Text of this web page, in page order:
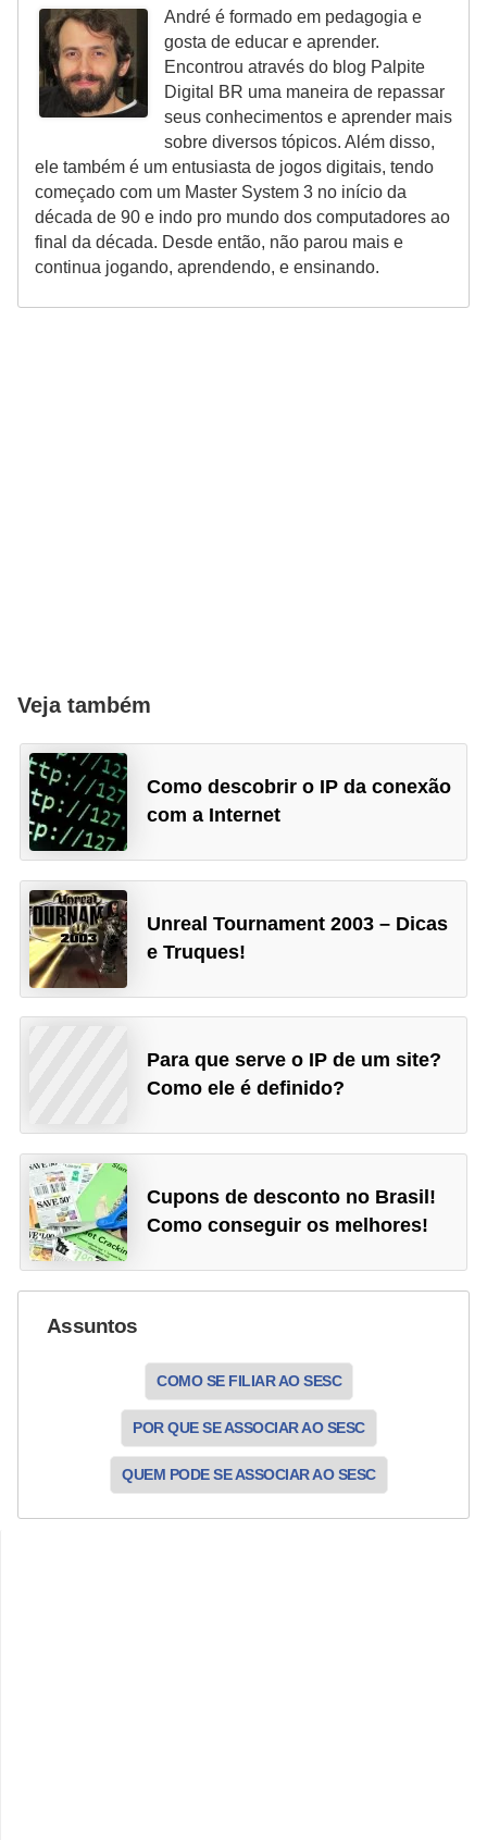
André é formado em pedagogia e
gosta de educar e aprender.
Encontrou através do blog Palpite
Digital BR uma maneira de repassar
seus conhecimentos e aprender mais
sobre diversos tópicos. Além disso,
ele também é um entusiasta de jogos digitais, tendo
começado com um Master System 3 no início da
década de 90 e indo pro mundo dos computadores ao
final da década. Desde então, não parou mais e
continua jogando, aprendendo, e ensinando.
Veja também
Como descobrir o IP da conexão
com a Internet
Unreal Tournament 2003 – Dicas
e Truques!
Para que serve o IP de um site?
Como ele é definido?
Cupons de desconto no Brasil!
Como conseguir os melhores!
Assuntos
COMO SE FILIAR AO SESC
POR QUE SE ASSOCIAR AO SESC
QUEM PODE SE ASSOCIAR AO SESC
i
d
a
d
e
o
r
g
a
o
s
e
T
V